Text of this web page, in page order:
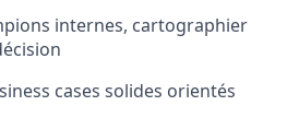
internes, cartographier
cases solides orientés